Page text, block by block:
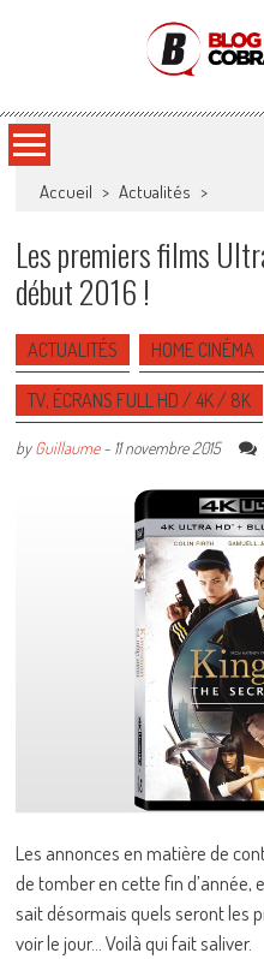
Blog Cobra
Accueil > Actualités >
Les premiers films
début 2016 !
ACTUALITÉS HOME CINÉMA
TV, ÉCRANS FULL HD / 4K / 8K
byGuillaume- 11 novembre 2015
Les annonces en matière de
de tomber en cette fin d’année,
sait désormais quels seront les
voir le jour… Voilà qui fait saliver.